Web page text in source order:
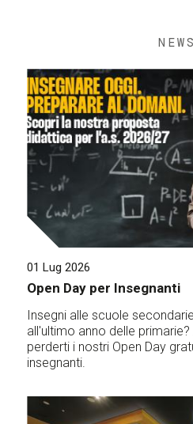
NEWS
01 Lug 2026
Open Day per Insegnanti
Insegni alle scuole
all'ultimo anno delle
perderti i nostri Open Day
insegnanti.